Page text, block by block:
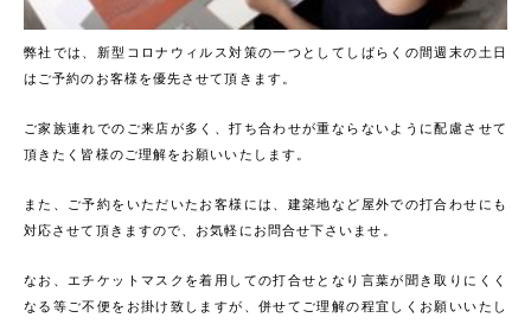
弊社では、新型コロナウィルス対策の一つとしてしばらくの間週末の土日
はご予約のお客様を優先させて頂きます。
ご家族連れでのご来店が多く、打ち合わせが重ならないように配慮させて
頂きたく皆様のご理解をお願いいたします。
また、ご予約をいただいたお客様には、建築地など屋外での打合わせにも
対応させて頂きますので、お気軽にお問合せ下さいませ。
なお、エチケットマスクを着用しての打合せとなり言葉が聞き取りにくく
なる等ご不便をお掛け致しますが、併せてご理解の程宜しくお願いいたし